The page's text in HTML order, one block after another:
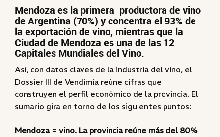
Mendoza es la primera productora de vino
de Argentina (70%) y concentra el 93% de
la exportación de vino, mientras que la
Ciudad de Mendoza es una de las 12
Capitales Mundiales del Vino.
Así, con datos claves de la industria del vino, el
Dossier III de Vendimia reúne cifras que
construyen el perfil económico de la provincia. El
sumario gira en torno de los siguientes puntos:
Mendoza = vino. La provincia reúne más del 80%